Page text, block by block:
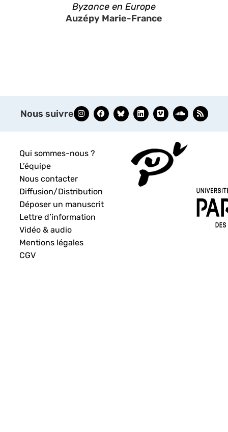
Byzance en Europe
Auzépy Marie-France
Nous suivre
Qui sommes-nous ?
L’équipe
Nous contacter
Diffusion/Distribution
Déposer un manuscrit
Lettre d’information
Vidéo & audio
Mentions légales
CGV